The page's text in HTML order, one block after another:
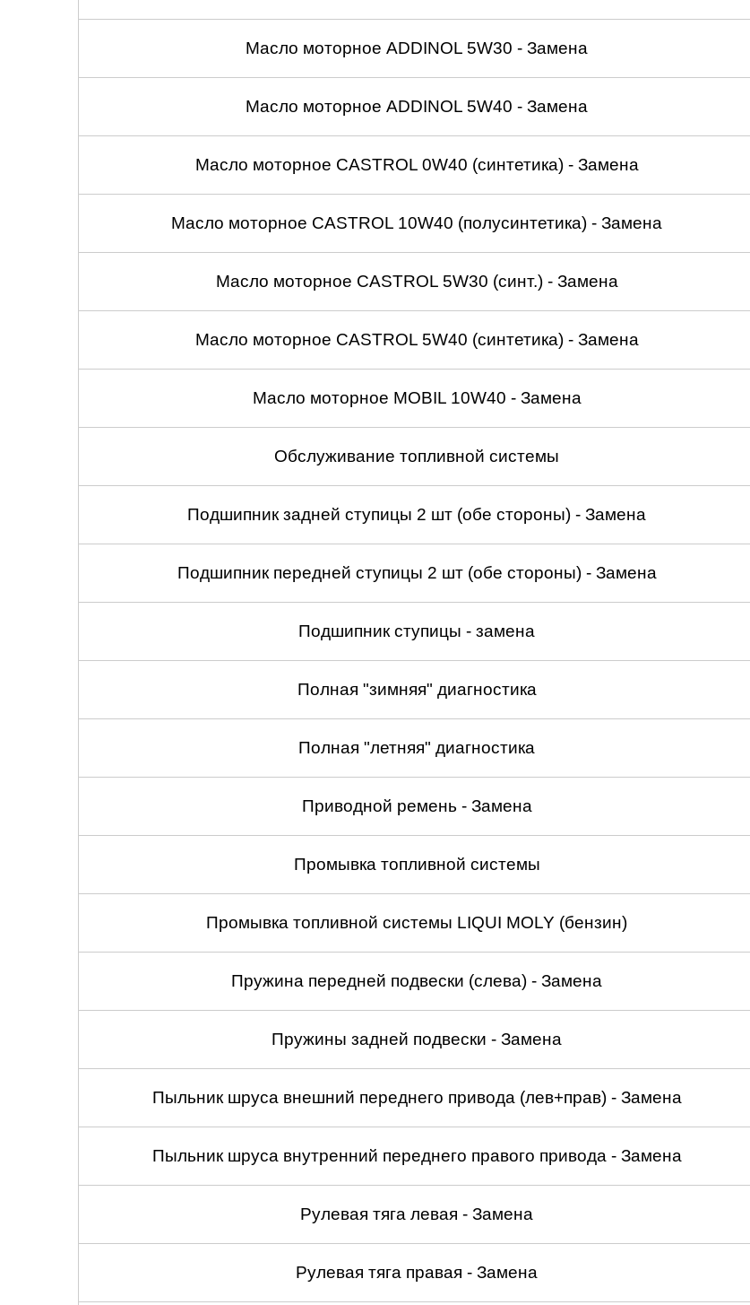
Масло моторное ADDINOL 5W30 - Замена
Масло моторное ADDINOL 5W40 - Замена
Масло моторное CASTROL 0W40 (синтетика) - Замена
Масло моторное CASTROL 10W40 (полусинтетика) - Замена
Масло моторное CASTROL 5W30 (синт.) - Замена
Масло моторное CASTROL 5W40 (синтетика) - Замена
Масло моторное MOBIL 10W40 - Замена
Обслуживание топливной системы
Подшипник задней ступицы 2 шт (обе стороны) - Замена
Подшипник передней ступицы 2 шт (обе стороны) - Замена
Подшипник ступицы - замена
Полная "зимняя" диагностика
Полная "летняя" диагностика
Приводной ремень - Замена
Промывка топливной системы
Промывка топливной системы LIQUI MOLY (бензин)
Пружина передней подвески (слева) - Замена
Пружины задней подвески - Замена
Пыльник шруса внешний переднего привода (лев+прав) - Замена
Пыльник шруса внутренний переднего правого привода - Замена
Рулевая тяга левая - Замена
Рулевая тяга правая - Замена